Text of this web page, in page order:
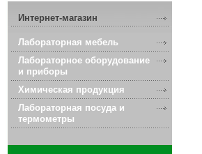
Интернет-магазин
Лабораторная мебель
Лабораторное оборудование
и приборы
Химическая продукция
Лабораторная посуда и
термометры